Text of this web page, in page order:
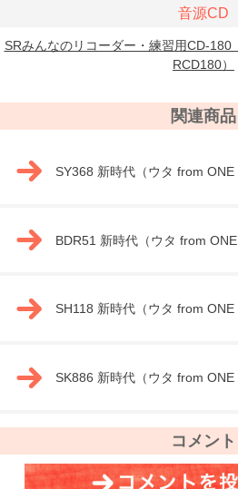
音源CD
SRみんなのリコーダー・練習用CD-180
RCD180）
関連商品
SY368 新時代（ウタ from ONE
BDR51 新時代（ウタ from ONE
SH118 新時代（ウタ from ONE
SK886 新時代（ウタ from ONE
コメント